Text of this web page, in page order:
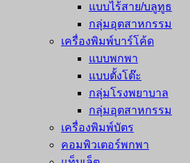
แบบไร้สาย/บลูทูธ
กลุ่มอุตสาหกรรม
เครื่องพิมพ์บาร์โค้ด
แบบพกพา
แบบตั้งโต๊ะ
กลุ่มโรงพยาบาล
กลุ่มอุตสาหกรรม
เครื่องพิมพ์บัตร
คอมพิวเตอร์พกพา